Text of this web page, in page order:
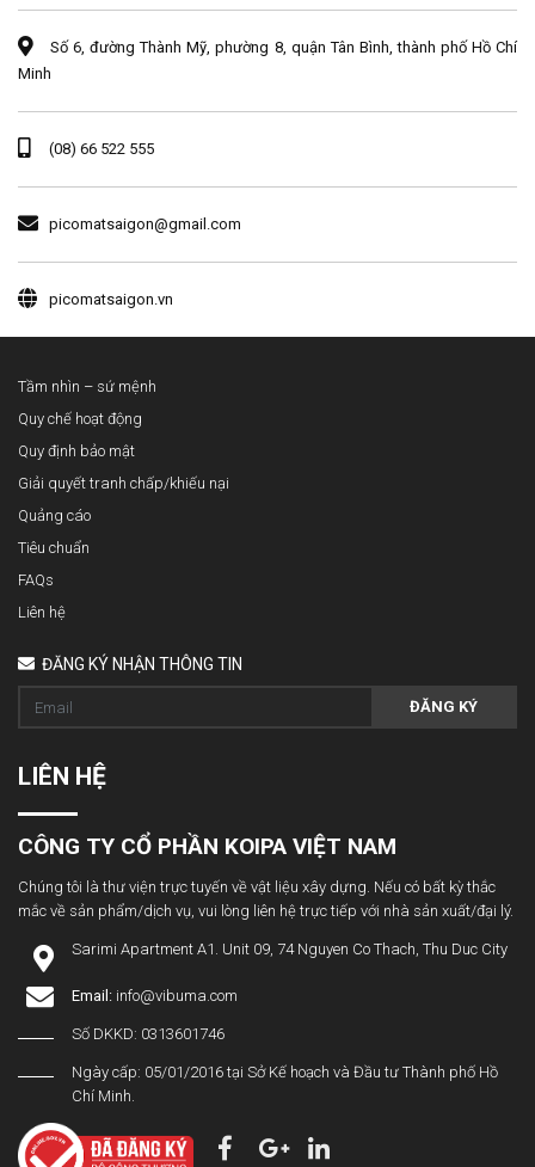
Số 6, đường Thành Mỹ, phường 8, quận Tân Bình, thành phố Hồ Chí
Minh
(08) 66 522 555
picomatsaigon@gmail.com
picomatsaigon.vn
Tầm nhìn – sứ mệnh
Quy chế hoạt động
Quy định bảo mật
Giải quyết tranh chấp/khiếu nại
Quảng cáo
Tiêu chuẩn
FAQs
Liên hệ
ĐĂNG KÝ NHẬN THÔNG TIN
ĐĂNG KÝ
LIÊN HỆ
CÔNG TY CỔ PHẦN KOIPA VIỆT NAM
Chúng tôi là thư viện trực tuyến về vật liệu xây dựng. Nếu có bất kỳ thắc
mắc về sản phẩm/dịch vụ, vui lòng liên hệ trực tiếp với nhà sản xuất/đại lý.
Sarimi Apartment A1. Unit 09, 74 Nguyen Co Thach, Thu Duc City
Email: info@vibuma.com
Số DKKD: 0313601746
Ngày cấp: 05/01/2016 tại Sở Kế hoạch và Đầu tư Thành phố Hồ
Chí Minh.